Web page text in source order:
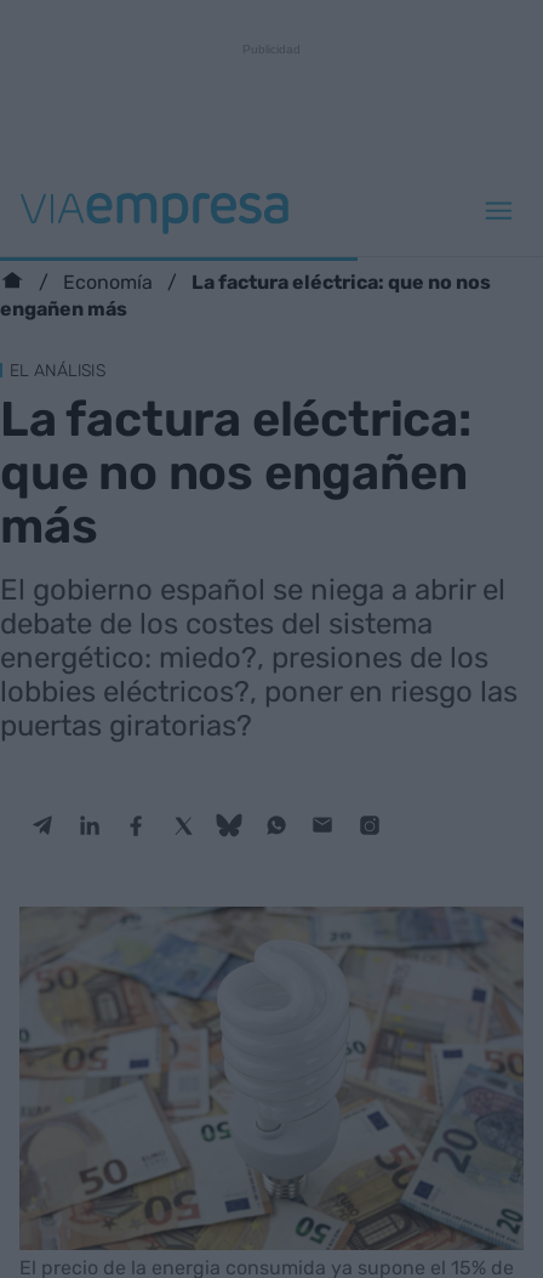
Economía
La factura eléctrica: que no nos
engañen más
EL ANÁLISIS
La factura eléctrica:
que no nos engañen
más
El gobierno español se niega a abrir el
debate de los costes del sistema
energético: miedo?, presiones de los
lobbies eléctricos?, poner en riesgo las
puertas giratorias?
El precio de la energia consumida ya supone el 15% de